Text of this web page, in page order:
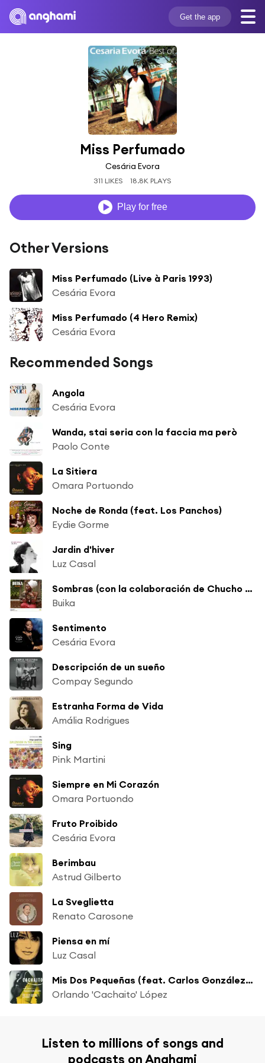
Get the app
Miss Perfumado
Cesária Evora
311 LIKES 18.8K PLAYS
Play for free
Other Versions
Miss Perfumado (Live à Paris 1993)
Cesária Evora
Miss Perfumado (4 Hero Remix)
Cesária Evora
Recommended Songs
Angola
Cesária Evora
Wanda, stai seria con la faccia ma però
Paolo Conte
La Sitiera
Omara Portuondo
Noche de Ronda (feat. Los Panchos)
Eydie Gorme
Jardin d'hiver
Luz Casal
Sombras (con la colaboración de Chucho Valdés)
Buika
Sentimento
Cesária Evora
Descripción de un sueño
Compay Segundo
Estranha Forma de Vida
Amália Rodrigues
Sing
Pink Martini
Siempre en Mi Corazón
Omara Portuondo
Fruto Proibido
Cesária Evora
Berimbau
Astrud Gilberto
La Sveglietta
Renato Carosone
Piensa en mí
Luz Casal
Mis Dos Pequeñas (feat. Carlos González, Manuel Galbán, Amadito Valdés & Angá Dà­az)
Orlando 'Cachaito' López
Listen to millions of songs and
podcasts on Anghami